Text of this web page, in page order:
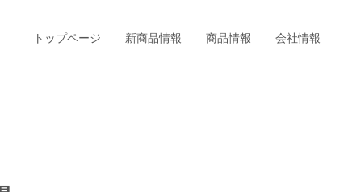
トップページ 新商品情報 商品情報 会社情報